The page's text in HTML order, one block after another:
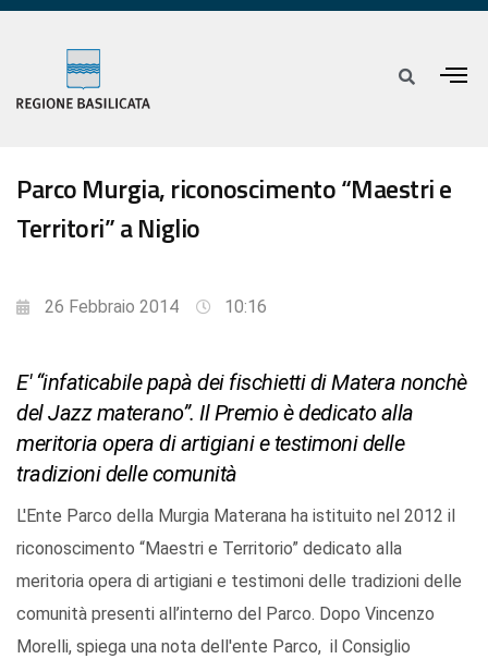
Parco Murgia, riconoscimento “Maestri e
Territori” a Niglio
26 Febbraio 2014 10:16
E' “infaticabile papà dei fischietti di Matera nonchè
del Jazz materano”. Il Premio è dedicato alla
meritoria opera di artigiani e testimoni delle
tradizioni delle comunità
L'Ente Parco della Murgia Materana ha istituito nel 2012 il
riconoscimento “Maestri e Territorio” dedicato alla
meritoria opera di artigiani e testimoni delle tradizioni delle
comunità presenti all’interno del Parco. Dopo Vincenzo
Morelli, spiega una nota dell'ente Parco, il Consiglio